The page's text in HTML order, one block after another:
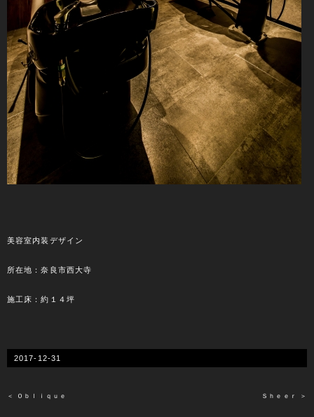
美容室内装デザイン
所在地：奈良市西大寺
施工床：約１４坪
2017-12-31
＜ Ｏｂｌｉｑｕｅ Ｓｈｅｅｒ ＞